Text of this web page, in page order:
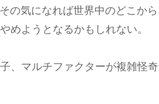
の気になれば世界中のどこから
めようとなるかもしれない。
、マルチファクターが複雑怪奇